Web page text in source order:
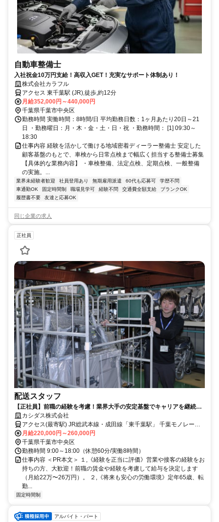
自動車整備士
入社祝金10万円支給！高収入GET！充実なサポート体制あり！
株式会社カラフル
アクセス 東千葉駅 (JR),徒歩,約12分
月給352,000円～440,000円
千葉県千葉市中央区
勤務時間 実働時間：8時間/日 平均勤務日数：1ヶ月あたり20日～21
日 ・勤務曜日：月・木・金・土・日・祝 ・勤務時間： [1] 09:30～
18:30
仕事内容 経験を活かして働ける地域密着ディーラー整備士 安定した
顧客基盤のもとで、車検から日常点検まで幅広く担当する整備士募集
【具体的な業務内容】 ・車検整備、法定点検、定期点検、一般整備
の実施。...
業界未経験者歓迎 社員登用あり 無期雇用派遣 60代も応募可
学歴不問
車通勤OK
固定時間制 職場見学可 経験不問 交通費全額支給
ブランクOK
履歴書不要
友達と応募OK
同じ企業の求人
正社員
配送スタッフ
【正社員】前職の経験を考慮！業界大手の安定基盤でキャリアを継続。
固定残業代なし・土日祝休みで「収入」と「休日」の両立を実現しませ
んか？
カシダス株式会社
アクセス(最寄駅) JR総武本線・成田線「東千葉駅」 千葉モノレール
「千葉公園駅」 ※車通勤OK
月給220,000円～260,000円
千葉県千葉市中央区
勤務時間 9:00～18:00（休憩60分/実働8時間）
仕事内容 ＜PR本文＞ １,《経験を正当に評価》営業や接客の経験をお
持ちの方、大歓迎！前職の賃金や経験を考慮して給与を決定します
（月給22万〜26万円）。 ２,《将来も安心の労働環境》定年65歳、転
勤...
固定時間制
アルバイト・パート